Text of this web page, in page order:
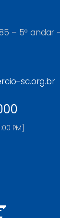
– 5º andar
sc.org.br
PM]